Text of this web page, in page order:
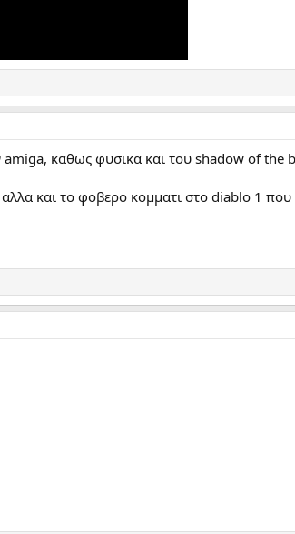
καθως φυσικα και του shadow of the
και το φοβερο κομματι στο diablo 1 που